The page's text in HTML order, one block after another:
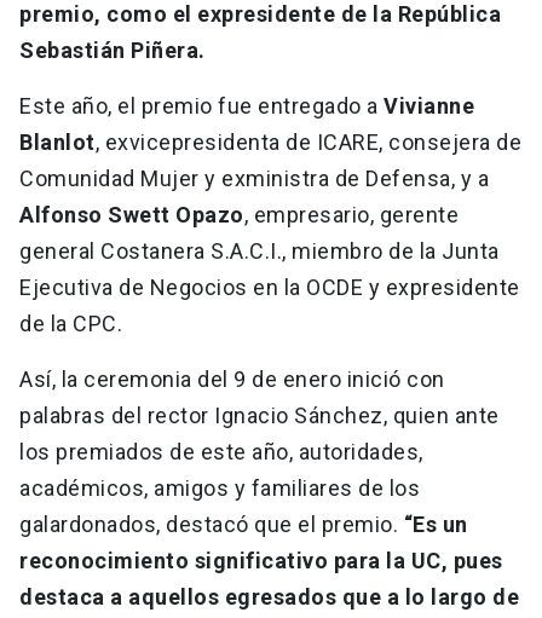
premio, como el expresidente de la República
Sebastián Piñera.
Este año, el premio fue entregado a Vivianne
Blanlot, exvicepresidenta de ICARE, consejera de
Comunidad Mujer y exministra de Defensa, y a
Alfonso Swett Opazo, empresario, gerente
general Costanera S.A.C.I., miembro de la Junta
Ejecutiva de Negocios en la OCDE y expresidente
de la CPC.
Así, la ceremonia del 9 de enero inició con
palabras del rector Ignacio Sánchez, quien ante
los premiados de este año, autoridades,
académicos, amigos y familiares de los
galardonados, destacó que el premio. “Es un
reconocimiento significativo para la UC, pues
destaca a aquellos egresados que a lo largo de